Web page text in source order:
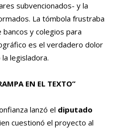
subvencionados- y la
La tómbola frustraba
bancos y colegios para
es el verdadero dolor
legisladora.
EN EL TEXTO”
lanzó el diputado
cuestionó el proyecto al